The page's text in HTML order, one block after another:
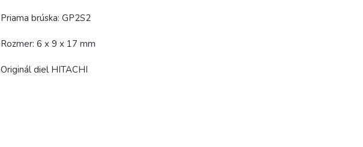
Priama brúska: GP2S2
Rozmer: 6 x 9 x 17 mm
Originál diel HITACHI